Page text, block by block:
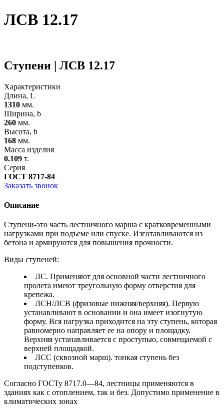
ЛСВ 12.17
Ступени | ЛСВ 12.17
Характеристики
Длина, L
1310 мм.
Ширина, b
260 мм.
Высота, h
168 мм.
Масса изделия
0.109 т.
Серия
ГОСТ 8717-84
Заказать звонок
Описание
Ступени-это часть лестничного марша с кратковременными
нагрузками при подъеме или спуске. Изготавливаются из
бетона и армируются для повышения прочности.
Виды ступеней:
ЛС. Применяют для основной части лестничного
пролета имеют треугольную форму отверстия для
крепежа.
ЛСН/ЛСВ (фризовые нижняя/верхняя). Первую
устанавливают в основании и она имеет изогнутую
форму. Вся нагрузка приходится на эту ступень, которая
равномерно направляет ее на опору и площадку.
Верхняя устанавливается с проступью, совмещаемой с
верхней площадкой.
ЛСС (сквозной марш). тонкая ступень без
подступенков.
Согласно ГОСТу 8717.0—84, лестницы применяются в
зданиях как с отоплением, так и без. Допустимо применение в
климатических зонах